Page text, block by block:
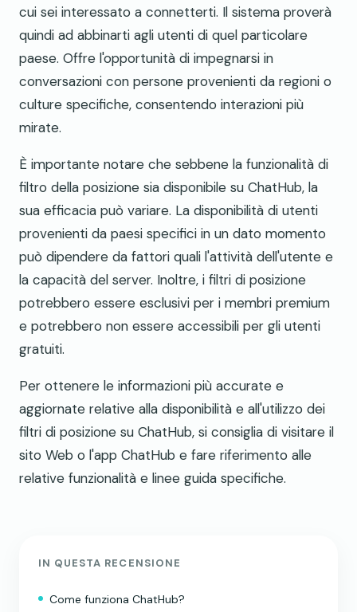
cui sei interessato a connetterti. Il sistema proverà
quindi ad abbinarti agli utenti di quel particolare
paese. Offre l'opportunità di impegnarsi in
conversazioni con persone provenienti da regioni o
culture specifiche, consentendo interazioni più
mirate.
È importante notare che sebbene la funzionalità di
filtro della posizione sia disponibile su ChatHub, la
sua efficacia può variare. La disponibilità di utenti
provenienti da paesi specifici in un dato momento
può dipendere da fattori quali l'attività dell'utente e
la capacità del server. Inoltre, i filtri di posizione
potrebbero essere esclusivi per i membri premium
e potrebbero non essere accessibili per gli utenti
gratuiti.
Per ottenere le informazioni più accurate e
aggiornate relative alla disponibilità e all'utilizzo dei
filtri di posizione su ChatHub, si consiglia di visitare il
sito Web o l'app ChatHub e fare riferimento alle
relative funzionalità e linee guida specifiche.
IN QUESTA RECENSIONE
Come funziona ChatHub?